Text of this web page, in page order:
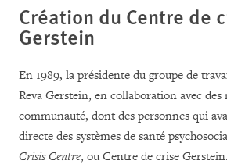
Création du Centre de
Gerstein
En 1989, la présidente du groupe de
Reva Gerstein, en collaboration avec des
communauté, dont des personnes qui
directe des systèmes de santé
Crisis Centre, ou Centre de crise